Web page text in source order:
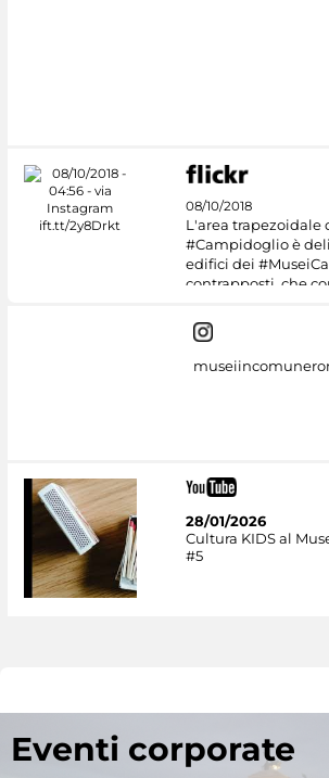
08/10/2018
L'area trapezoidale
#Campidoglio è
edifici dei
contrapposti, che
28/01/2026
Cultura KIDS al
#5
Eventi corporate